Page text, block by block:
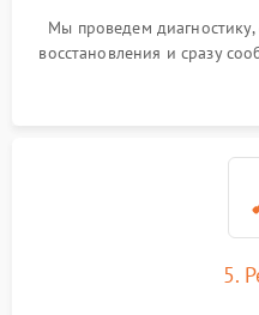
Мы проведем
восстановления и сразу
5.